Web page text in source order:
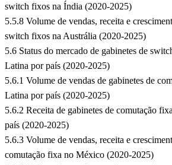
switch fixos na Índia (2020-2025)
5.5.8 Volume de vendas, receita e
switch fixos na Austrália (2020-2025)
5.6 Status do mercado de gabinetes de
Latina por país (2020-2025)
5.6.1 Volume de vendas de gabinetes de
Latina por país (2020-2025)
5.6.2 Receita de gabinetes de comutação
país (2020-2025)
5.6.3 Volume de vendas, receita e
comutação fixa no México (2020-2025)